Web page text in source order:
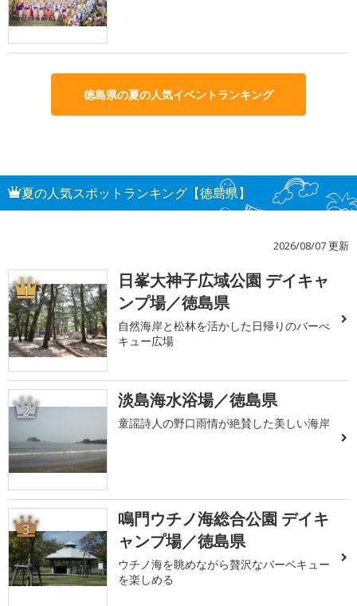
徳島県の夏の人気イベントランキング
夏の人気スポットランキング【徳島県】
2026/08/07 更新
1
日峯大神子広域公園 デイキャ
ンプ場／徳島県
自然海岸と松林を活かした日帰りのバーべ
キュー広場
2 淡島海水浴場／徳島県
童謡詩人の野口雨情が絶賛した美しい海岸
3
鳴門ウチノ海総合公園 デイキ
ャンプ場／徳島県
ウチノ海を眺めながら贅沢なバーベキュー
を楽しめる